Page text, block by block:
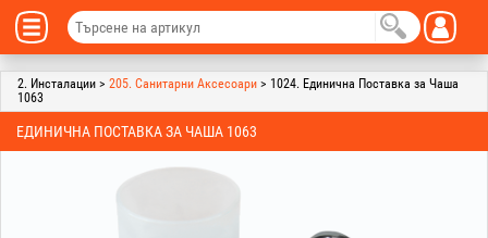
2. Инсталации > 205. Санитарни Аксесоари > 1024. Единична Поставка за Чаша
1063
ЕДИНИЧНА ПОСТАВКА ЗА ЧАША 1063